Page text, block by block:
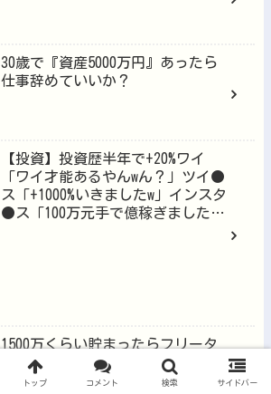
30歳で『資産5000万円』あったら
仕事辞めていいか？
【投資】投資歴半年で+20%ワイ
「ワイ才能あるやんwん？」ツイ●
ス「+1000%いきましたw」インスタ
●ス「100万元手で億稼ぎました
1500万くらい貯まったらフリータ
ーになって『月5万円』くらい配当
もらって生きていきたい
トップ コメント 検索 サイドバー